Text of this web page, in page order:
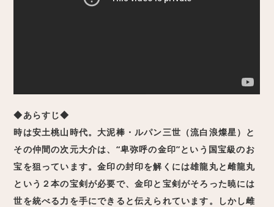
◆あらすじ◆
時は安土桃山時代。大泥棒・ルパン三世（流白浪燦星）と
その仲間の次元大介は、“卑弥呼の金印”という国宝級のお
宝を狙っています。金印の封印を解くには雄龍丸と雌龍丸
という２本の宝剣が必要で、金印と宝剣がそろった暁には
世を統べる力を手にできると伝えられています。しかし雌